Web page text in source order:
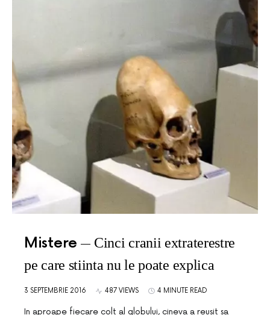
Mistere
Cinci cranii extraterestre
pe care stiinta nu le poate explica
3 SEPTEMBRIE 2016 487 VIEWS 4 MINUTE READ
In aproape fiecare colt al globului, cineva a reusit sa